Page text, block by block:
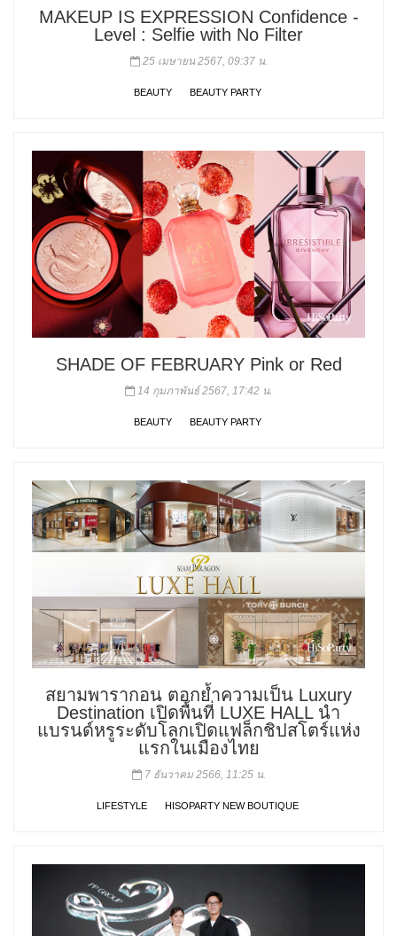
MAKEUP IS EXPRESSION Confidence -
Level : Selfie with No Filter
25 เมษายน 2567, 09:37 น.
BEAUTY BEAUTY PARTY
SHADE OF FEBRUARY Pink or Red
14 กุมภาพันธ์ 2567, 17:42 น.
BEAUTY BEAUTY PARTY
สยามพารากอน ตอกย้ำความเป็น Luxury
Destination เปิดพื้นที่ LUXE HALL นำ
แบรนด์หรูระดับโลกเปิดแฟล็กชิปสโตร์แห่ง
แรกในเมืองไทย
7 ธันวาคม 2566, 11:25 น.
LIFESTYLE HISOPARTY NEW BOUTIQUE